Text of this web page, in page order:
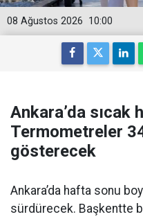
10:00
08 Ağustos 2026
Ankara’da sıcak
Termometreler
gösterecek
Ankara’da hafta sonu
sürdürecek. Başkentte